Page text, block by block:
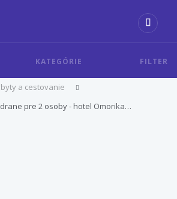
KATEGÓRIE FILTER
a cestovanie
pre 2 osoby - hotel Omorika…